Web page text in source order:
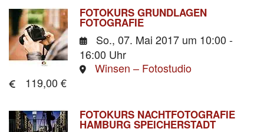
FOTOKURS GRUNDLAGEN
FOTOGRAFIE
So., 07. Mai 2017 um 10:00 -
16:00 Uhr
Winsen – Fotostudio
119,00 €
FOTOKURS NACHTFOTOGRAFIE
HAMBURG SPEICHERSTADT